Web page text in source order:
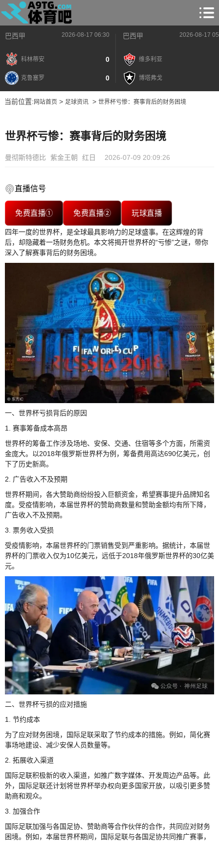
巴西甲 2026-08-17 06:30
科林蒂安 0
克鲁塞罗 0
巴西甲 2026-08-17
维多利亚
博塔弗戈
当前位置: 网站首页> 足球资讯> 世界杯亏惨：赛事背后的财务困境
世界杯亏惨：赛事背后的财务困境
曼彻斯特德比 紫金王朝 红日 2026-07-09 20:09:26
直播信号
免费直播① 免费直播② 玩球直播
四年一度的世界杯，是全球最具影响力的足球盛事。在这辉煌的背
后，却隐藏着一场财务危机。本文将揭开世界杯的“亏惨”之谜，带你
深入了解赛事背后的财务困境。
一、世界杯亏损背后的原因
1. 赛事筹备成本高昂
世界杯的筹备工作涉及场地、安保、交通、住宿等多个方面，所需资
金庞大。以2018年俄罗斯世界杯为例，筹备费用高达690亿美元，创
下了历史新高。
2. 广告收入不及预期
世界杯期间，各大赞助商纷纷投入巨额资金，希望赛事提升品牌知名
度。受疫情影响，本届世界杯的赞助商数量和赞助金额均有所下降，
广告收入不及预期。
3. 票务收入受损
受疫情影响，本届世界杯的门票销售受到严重影响。据统计，本届世
界杯的门票收入仅为10亿美元，远低于2018年俄罗斯世界杯的30亿美
元。
二、世界杯亏损的应对措施
1. 节约成本
为了应对财务困境，国际足联采取了节约成本的措施。例如，简化赛
事场地建设、减少安保人员数量等。
2. 拓展收入渠道
国际足联积极新的收入渠道，如推广数字媒体、开发周边产品等。此
外，国际足联还计划将世界杯举办权向更多国家开放，以吸引更多赞
助商和观众。
3. 加强合作
国际足联加强与各国足协、赞助商等合作伙伴的合作，共同应对财务
困境。例如，本届世界杯期间，国际足联与各国足协共同推广赛事，